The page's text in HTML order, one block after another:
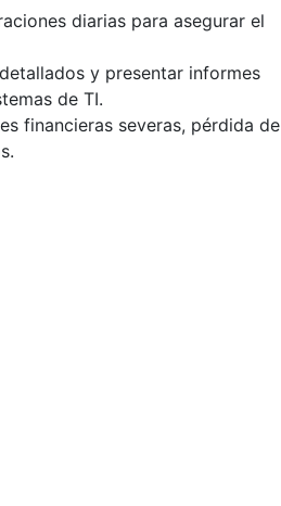
diarias para asegurar el
y presentar informes
de TI.
financieras severas, pérdida de